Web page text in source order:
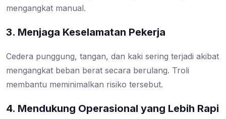
mengangkat manual.
3. Menjaga Keselamatan Pekerja
Cedera punggung, tangan, dan kaki sering terjadi akibat
mengangkat beban berat secara berulang. Troli
membantu meminimalkan risiko tersebut.
4. Mendukung Operasional yang Lebih Rapi